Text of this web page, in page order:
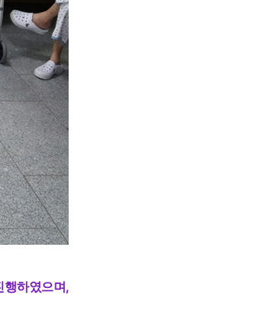
행하였으며,